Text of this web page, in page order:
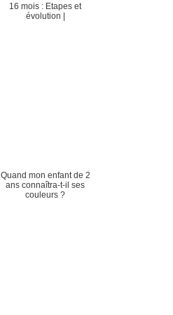
16 mois : Etapes et
évolution |
Quand mon enfant de 2
ans connaîtra-t-il ses
couleurs ?